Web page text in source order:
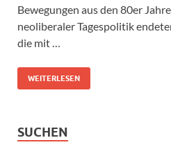
Bewegungen aus den 80er
neoliberaler Tagespolitik
die mit …
WEITERLESEN
SUCHEN